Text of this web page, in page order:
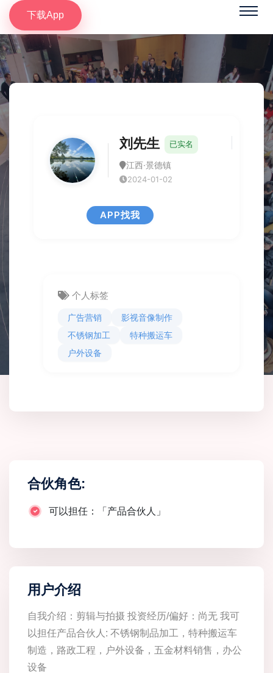
下载App
刘先生 已实名
江西·景德镇
2024-01-02
APP找我
个人标签
广告营销
影视音像制作
不锈钢加工
特种搬运车
户外设备
合伙角色:
可以担任：「产品合伙人」
用户介绍
自我介绍：剪辑与拍摄 投资经历/偏好：尚无 我可
以担任产品合伙人: 不锈钢制品加工，特种搬运车
制造，路政工程，户外设备，五金材料销售，办公
设备